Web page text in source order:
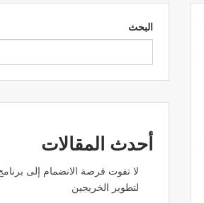
البحث
أحدث المقالات
لا تفوت فرصة الانضمام إلى
لتطوير الخريجين